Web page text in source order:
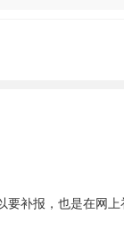
要补报，也是在网